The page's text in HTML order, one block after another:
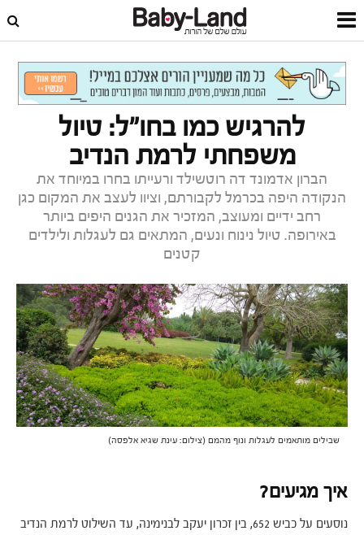
אטרקציות ובילויים
להרגיש כמו בחו"ל: טיול
משפחתי לרמת הנדיב
הברון אדמונד דה רוטשילד ורעייתו בחרו במיוחד את
הנקודה היפה בכרמל לקבורתם, וציוו לעצב את המקום כגן
רחב ידיים ומעוצב, המזכיר את הגנים היפים ביותר
באירופה. טיול נינוח ונעים, המתאים גם לעגלות ולילדים
קטנים
שבילים מותאמים לעגלות ונוף מהמם (צילום: עינת שגיא אלפסה)
איך מגיעים?
נוסעים על כביש 652, בין זכרון יעקב לבנימינה, עד השילוט לרמת הנדיב